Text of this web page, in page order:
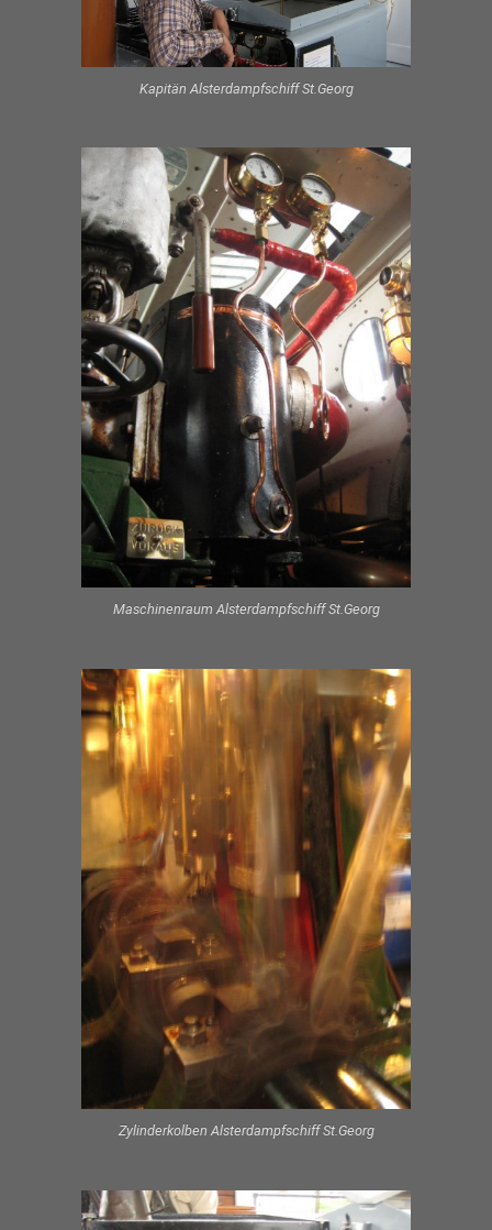
Kapitän Alsterdampfschiff St.Georg
Maschinenraum Alsterdampfschiff St.Georg
Zylinderkolben Alsterdampfschiff St.Georg